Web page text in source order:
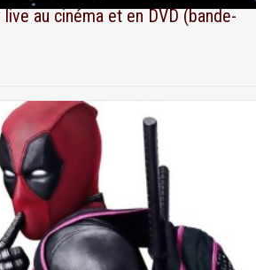
au cinéma et en DVD (bande-